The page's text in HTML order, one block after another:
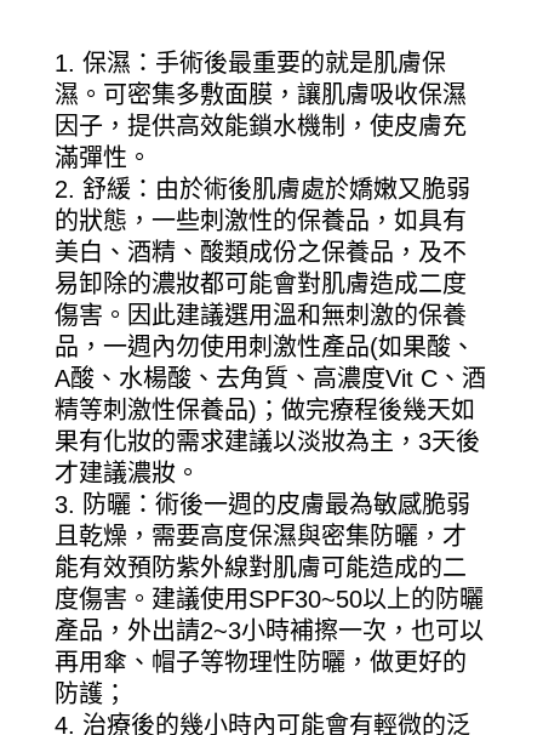
保濕：手術後最重要的就是肌膚保
濕。可密集多敷面膜，讓肌膚吸收保濕
因子，提供高效能鎖水機制，使皮膚充
滿彈性。
舒緩：由於術後肌膚處於嬌嫩又脆弱
的狀態，一些刺激性的保養品，如具有
美白、酒精、酸類成份之保養品，及不
易卸除的濃妝都可能會對肌膚造成二度
傷害。因此建議選用溫和無刺激的保養
品，一週內勿使用刺激性產品(如果酸、
A酸、水楊酸、去角質、高濃度Vit C、酒
精等刺激性保養品)；做完療程後幾天如
果有化妝的需求建議以淡妝為主，3天後
才建議濃妝。
防曬：術後一週的皮膚最為敏感脆弱
且乾燥，需要高度保濕與密集防曬，才
能有效預防紫外線對肌膚可能造成的二
度傷害。建議使用SPF30~50以上的防曬
產品，外出請2~3小時補擦一次，也可以
再用傘、帽子等物理性防曬，做更好的
防護；
治療後的幾小時內可能會有輕微的泛